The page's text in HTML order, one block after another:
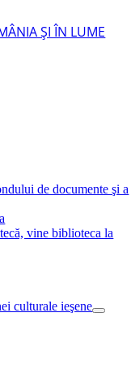
ŞI ÎN LUME
de documente şi a
vine biblioteca la
culturale ieşene